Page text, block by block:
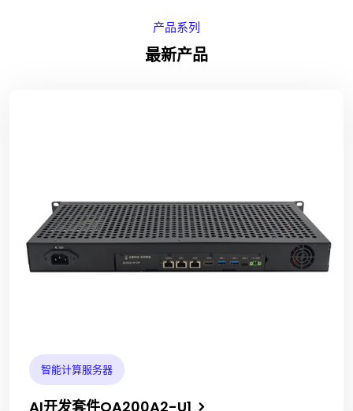
产品系列
最新产品
智能计算服务器
AI开发套件QA200A2-U1